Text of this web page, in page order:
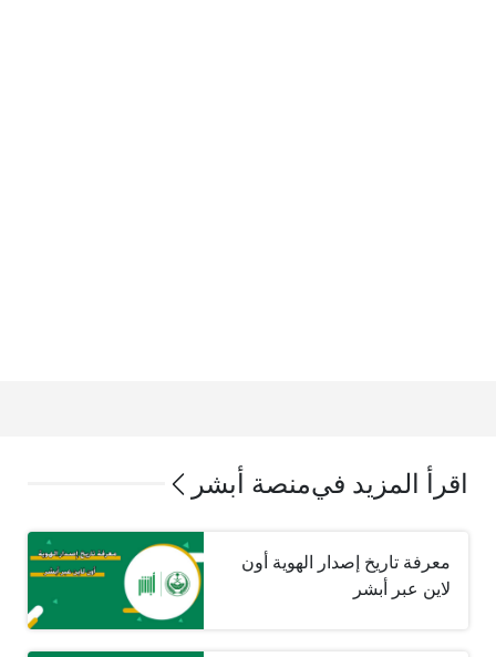
اقرأ المزيد فيمنصة أبشر
معرفة تاريخ إصدار الهوية أون
لاين عبر أبشر